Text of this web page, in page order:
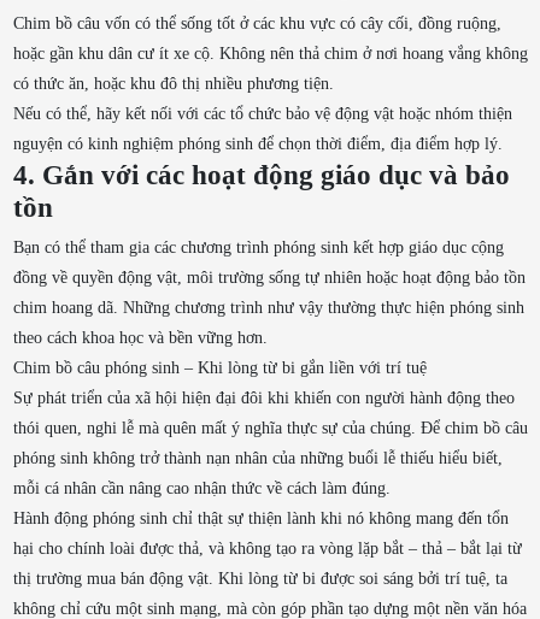
Chim bồ câu vốn có thể sống tốt ở các khu vực có cây cối, đồng ruộng,
hoặc gần khu dân cư ít xe cộ. Không nên thả chim ở nơi hoang vắng không
có thức ăn, hoặc khu đô thị nhiều phương tiện.
Nếu có thể, hãy kết nối với các tổ chức bảo vệ động vật hoặc nhóm thiện
nguyện có kinh nghiệm phóng sinh để chọn thời điểm, địa điểm hợp lý.
4. Gắn với các hoạt động giáo dục và bảo
tồn
Bạn có thể tham gia các chương trình phóng sinh kết hợp giáo dục cộng
đồng về quyền động vật, môi trường sống tự nhiên hoặc hoạt động bảo tồn
chim hoang dã. Những chương trình như vậy thường thực hiện phóng sinh
theo cách khoa học và bền vững hơn.
Chim bồ câu phóng sinh – Khi lòng từ bi gắn liền với trí tuệ
Sự phát triển của xã hội hiện đại đôi khi khiến con người hành động theo
thói quen, nghi lễ mà quên mất ý nghĩa thực sự của chúng. Để chim bồ câu
phóng sinh không trở thành nạn nhân của những buổi lễ thiếu hiểu biết,
mỗi cá nhân cần nâng cao nhận thức về cách làm đúng.
Hành động phóng sinh chỉ thật sự thiện lành khi nó không mang đến tổn
hại cho chính loài được thả, và không tạo ra vòng lặp bắt – thả – bắt lại từ
thị trường mua bán động vật. Khi lòng từ bi được soi sáng bởi trí tuệ, ta
không chỉ cứu một sinh mạng, mà còn góp phần tạo dựng một nền văn hóa